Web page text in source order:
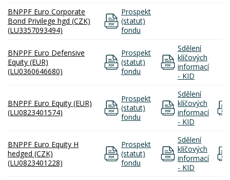
BNPPF Euro Corporate
Bond Privilege hgd (CZK)
(LU3357093494)
Prospekt
(statut)
fondu
BNPPF Euro Defensive
Equity (EUR)
(LU0360646680)
Prospekt
(statut)
fondu
Sdělení
klíčových
informací
- KID
BNPPF Euro Equity (EUR)
(LU0823401574)
Prospekt
(statut)
fondu
Sdělení
klíčových
informací
- KID
BNPPF Euro Equity H
hedged (CZK)
(LU0823401228)
Prospekt
(statut)
fondu
Sdělení
klíčových
informací
- KID